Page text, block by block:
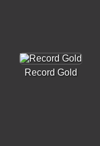
Record Gold